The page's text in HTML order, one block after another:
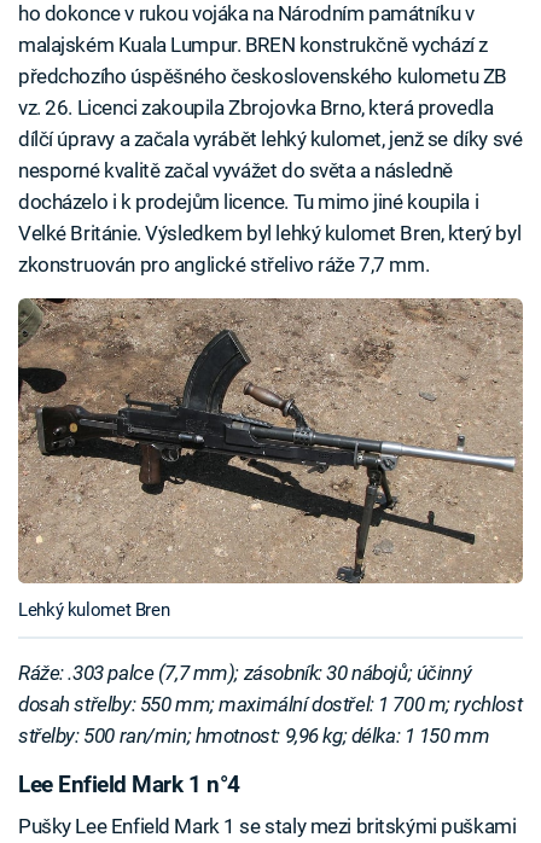
ho dokonce v rukou vojáka na Národním památníku v
malajském Kuala Lumpur. BREN konstrukčně vychází z
předchozího úspěšného československého kulometu ZB
vz. 26. Licenci zakoupila Zbrojovka Brno, která provedla
dílčí úpravy a začala vyrábět lehký kulomet, jenž se díky své
nesporné kvalitě začal vyvážet do světa a následně
docházelo i k prodejům licence. Tu mimo jiné koupila i
Velké Británie. Výsledkem byl lehký kulomet Bren, který byl
zkonstruován pro anglické střelivo ráže 7,7 mm.
Lehký kulomet Bren
Ráže: .303 palce (7,7 mm); zásobník: 30 nábojů; účinný
dosah střelby: 550 mm; maximální dostřel: 1 700 m; rychlost
střelby: 500 ran/min; hmotnost: 9,96 kg; délka: 1 150 mm
Lee Enfield Mark 1 n°4
Pušky Lee Enfield Mark 1 se staly mezi britskými puškami